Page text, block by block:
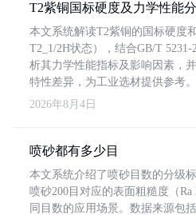
T2紫铜国标硬度及力学性能
本文系统解读T2紫铜的国标硬度
T2_1/2H状态），结合GB/T
析其力学性能指标及影响因素，
特性差异，为工业选材提供参考。
2026年8月4日
喷砂都有多少目
本文系统介绍了喷砂目数的分级
喷砂200目对应的表面粗糙度（
同目数的应用场景。数据来源包